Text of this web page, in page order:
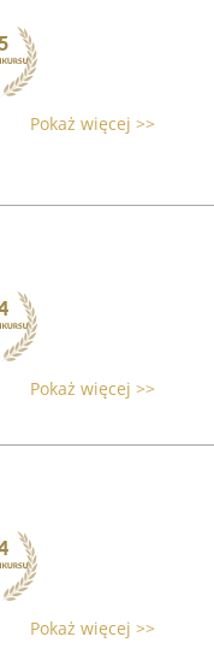
Pokaż więcej >>
Pokaż więcej >>
Pokaż więcej >>